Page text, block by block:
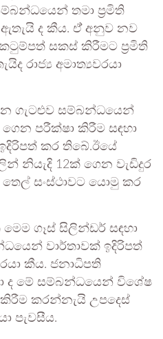
තමා ප්‍රමිති
ද කීය. ඒ් අනුව නව
සකස් කිරීමට ප්‍රමිති
රාජ්‍ය අමාත්‍යවරයා
ගැටළුව සම්බන්ධයෙන්
ගෙන පරීක්ෂා කිරීම සඳහා
කර තිබේ.ඊයේ
නියැදි 12ක් ගෙන වැඩිදුර
සංස්ථාවට යොමු කර
ගෑස් සිලින්ඩර් සඳහා
වාර්තාවක් ඉදිරිපත්
කීය. ජනාධිපති
ද මේ සම්බන්ධයෙන් විශේෂ
කරන්නැයි උපදෙස්
පැවසීය.